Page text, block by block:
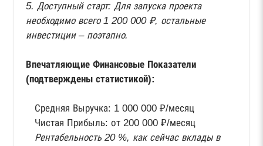
5. Доступный старт: Для запуска проекта
необходимо всего 1 200 000 ₽, остальные
инвестиции – поэтапно.
Впечатляющие Финансовые Показатели
(подтверждены статистикой):
Средняя Выручка: 1 000 000 ₽/месяц
Чистая Прибыль: от 200 000 ₽/месяц
Рентабельность 20 %, как сейчас вклады в